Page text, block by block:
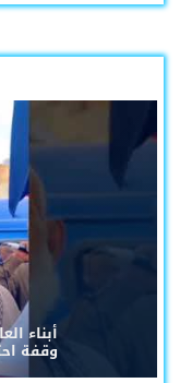
أبناء
وقفة